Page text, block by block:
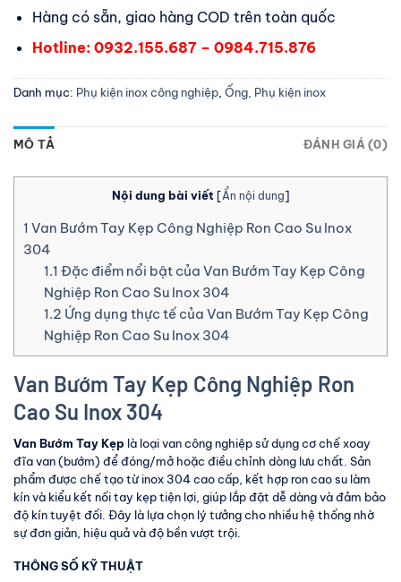
Hàng có sẵn, giao hàng COD trên toàn quốc
Hotline: 0932.155.687 – 0984.715.876
Danh mục: Phụ kiện inox công nghiệp, Ống, Phụ kiện inox
MÔ TẢ ĐÁNH GIÁ (0)
Nội dung bài viết [Ẩn nội dung]
1 Van Bướm Tay Kẹp Công Nghiệp Ron Cao Su Inox
304
1.1 Đặc điểm nổi bật của Van Bướm Tay Kẹp Công
Nghiệp Ron Cao Su Inox 304
1.2 Ứng dụng thực tế của Van Bướm Tay Kẹp Công
Nghiệp Ron Cao Su Inox 304
Van Bướm Tay Kẹp Công Nghiệp Ron
Cao Su Inox 304
Van Bướm Tay Kẹp là loại van công nghiệp sử dụng cơ chế xoay
đĩa van (bướm) để đóng/mở hoặc điều chỉnh dòng lưu chất. Sản
phẩm được chế tạo từ inox 304 cao cấp, kết hợp ron cao su làm
kín và kiểu kết nối tay kẹp tiện lợi, giúp lắp đặt dễ dàng và đảm bảo
độ kín tuyệt đối. Đây là lựa chọn lý tưởng cho nhiều hệ thống nhờ
sự đơn giản, hiệu quả và độ bền vượt trội.
THÔNG SỐ KỸ THUẬT